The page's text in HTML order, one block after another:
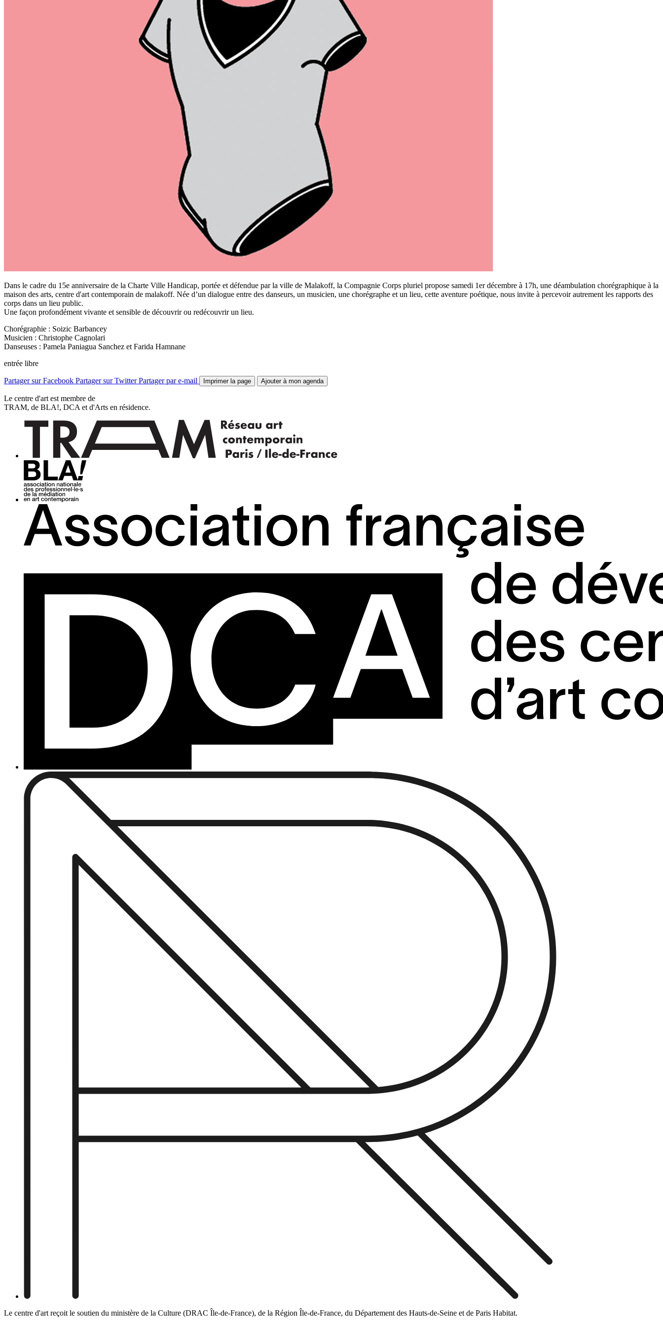
Dans le cadre du 15e anniversaire de la Charte Ville Handicap, portée et défendue par la ville de Malakoff, la Compagnie Corps pluriel propose samedi 1er décembre à 17h, une déambulation chorégraphique à la
maison des arts, centre d'art contemporain de malakoff. Née d’un dialogue entre des danseurs, un musicien, une chorégraphe et un lieu, cette aventure poétique, nous invite à percevoir autrement les rapports des
corps dans un lieu public.
Une façon profondément vivante et sensible de découvrir ou redécouvrir un lieu.
Chorégraphie : Soizic Barbancey
Musicien : Christophe Cagnolari
Danseuses : Pamela Paniagua Sanchez et Farida Hamnane
entrée libre
Partager sur Facebook Partager sur Twitter Partager par e-mail Imprimer la page Ajouter à mon agenda
Le centre d'art est membre de
TRAM, de BLA!, DCA et d'Arts en résidence.
Le centre d'art reçoit le soutien du ministère de la Culture (DRAC Île-de-France), de la Région Île-de-France, du Département des Hauts-de-Seine et de Paris Habitat.